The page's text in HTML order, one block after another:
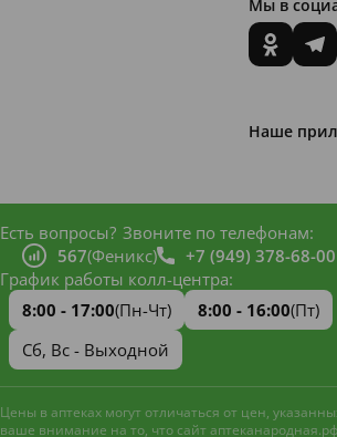
Мы в
Наше
Есть вопросы? Звоните по телефонам:
567(Феникс)
+7 (949) 378-68-00
График работы колл-центра:
8:00 - 17:00(Пн-Чт) 8:00 - 16:00(Пт)
Сб, Вс - Выходной
Цены в аптеках могут отличаться от цен,
ваше внимание на то, что сайт